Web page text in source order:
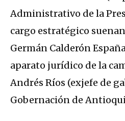
Administrativo de la
cargo estratégico
Germán Calderón
aparato jurídico de la
Andrés Ríos (exjefe de
Gobernación de